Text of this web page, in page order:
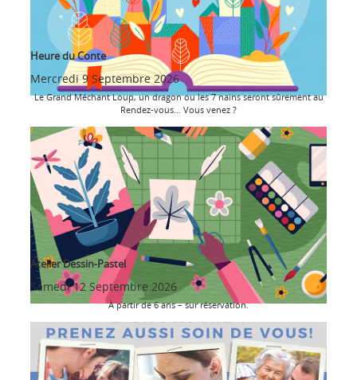
Heure du Conte
Mercredi 9 Septembre 2026
Le Grand Méchant Loup, un dragon ou les 7 nains seront sûrement au
Rendez-vous… Vous venez ?
Atelier Dessin-Pastel
Samedi 12 Septembre 2026
À partir de 6 ans – sur réservation.